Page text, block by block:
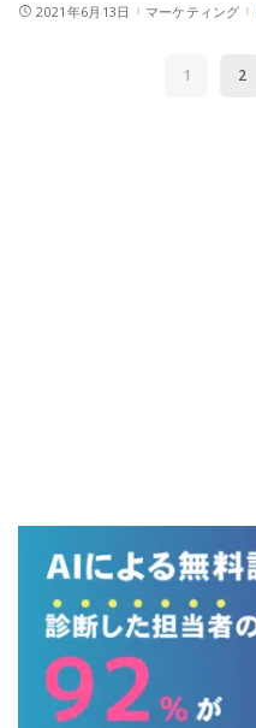
2021年6月13日 マーケティング
1 2